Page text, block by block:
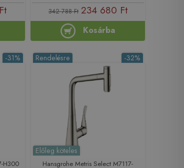
342 788 Ft 234 680 Ft
Kosárba
-31%
H300
-32%
Rendelésre
Előleg köteles
Hansgrohe Metris Select M7117-